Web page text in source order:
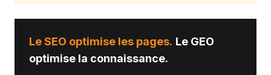
Le SEO optimise les pages. Le GEO
optimise la connaissance.